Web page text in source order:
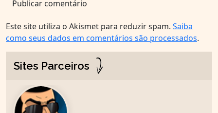
Este site utiliza o Akismet para reduzir spam. Saiba
como seus dados em comentários são processados.
Sites Parceiros